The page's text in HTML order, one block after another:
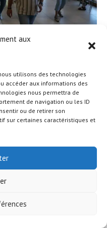
aux
utilisons des technologies
accéder aux informations des
nous permettra de
de navigation ou les ID
ou de retirer son
sur certaines caractéristiques et
THEME BY NICK